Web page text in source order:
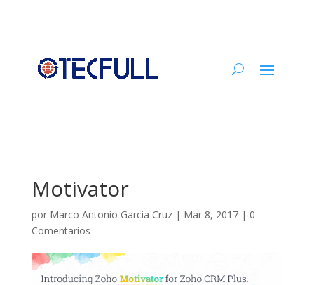
Motivator
por Marco Antonio Garcia Cruz| Mar 8, 2017| 0
Comentarios